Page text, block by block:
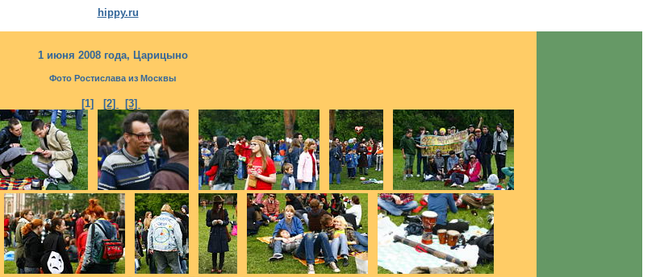
hippy.ru
1 июня 2008 года, Царицыно
Фото Ростислава из Москвы
[1] [2] [3]